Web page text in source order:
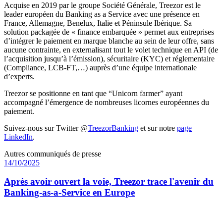
Acquise en 2019 par le groupe Société Générale, Treezor est le
leader européen du Banking as a Service avec une présence en
France, Allemagne, Benelux, Italie et Péninsule Ibérique. Sa
solution packagée de « finance embarquée » permet aux entreprises
d’intégrer le paiement en marque blanche au sein de leur offre, sans
aucune contrainte, en externalisant tout le volet technique en API (de
l’acquisition jusqu’à l’émission), sécuritaire (KYC) et réglementaire
(Compliance, LCB-FT,…) auprès d’une équipe internationale
d’experts.
Treezor se positionne en tant que “Unicorn farmer” ayant
accompagné l’émergence de nombreuses licornes européennes du
paiement.
Suivez-nous sur Twitter @TreezorBanking et sur notre page
LinkedIn.
Autres communiqués de presse
14/10/2025
Après avoir ouvert la voie, Treezor trace l'avenir du
Banking-as-a-Service en Europe